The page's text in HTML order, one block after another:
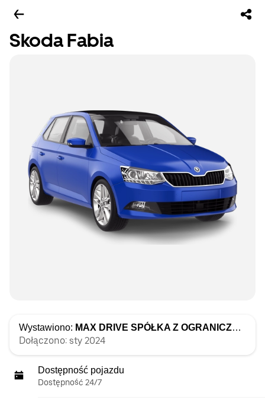
Skoda Fabia
Wystawiono: MAX DRIVE SPÓŁKA Z OGRANICZONĄ ODPOWIEDZIALNOŚCIĄ
Dołączono: sty 2024
Dostępność pojazdu
Dostępność 24/7